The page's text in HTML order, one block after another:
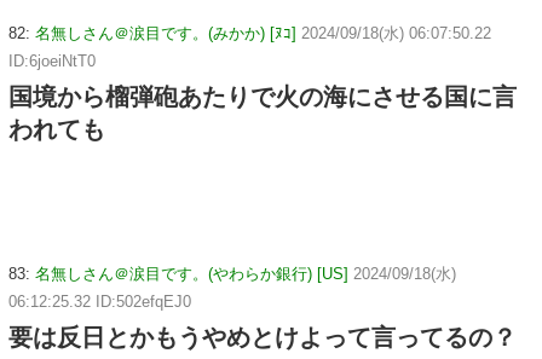
82: 名無しさん＠涙目です。(みかか) [ﾇｺ] 2024/09/18(水) 06:07:50.22
ID:6joeiNtT0
国境から榴弾砲あたりで火の海にさせる国に言
われても
83: 名無しさん＠涙目です。(やわらか銀行) [US] 2024/09/18(水)
06:12:25.32 ID:502efqEJ0
要は反日とかもうやめとけよって言ってるの？